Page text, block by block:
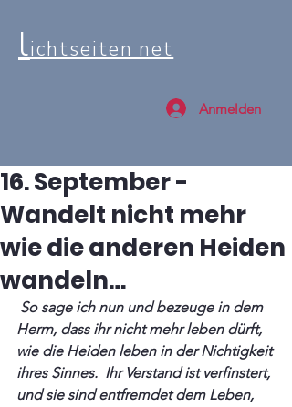
lichtseiten net
Anmelden
16. September -
Wandelt nicht mehr
wie die anderen Heiden
wandeln…
Herrn, dass ihr nicht mehr leben dürft,
wie die Heiden leben in der Nichtigkeit
ihres Sinnes.  Ihr Verstand ist verfinstert,
und sie sind entfremdet dem Leben,